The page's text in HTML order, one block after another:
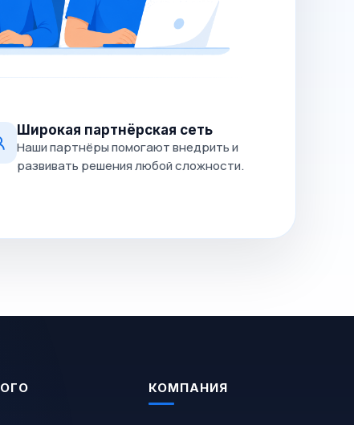
Широкая партнёрская сеть
Наши партнёры помогают внедрить и
развивать решения любой сложности.
КОМПАНИЯ